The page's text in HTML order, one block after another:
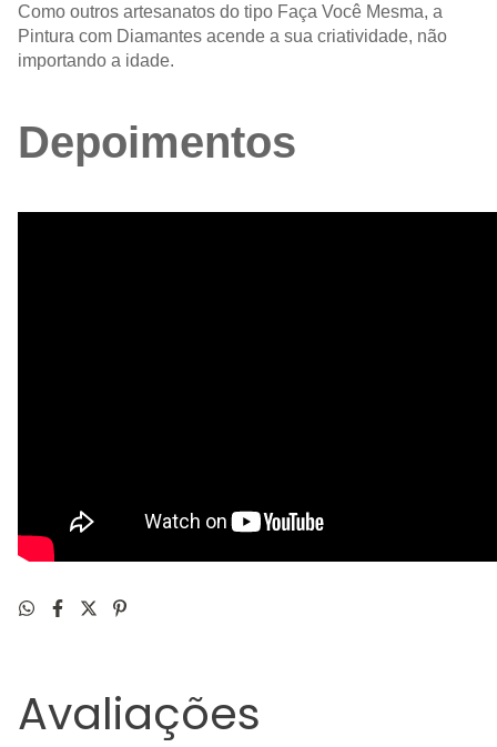
Como outros artesanatos do tipo Faça Você Mesma, a
Pintura com Diamantes acende a sua criatividade, não
importando a idade.
Depoimentos
Avaliações